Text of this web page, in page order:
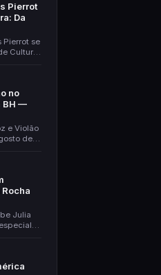
Pierrot
Da
Pierrot se
Cultura
no
BH —
e Violão
de
Julia